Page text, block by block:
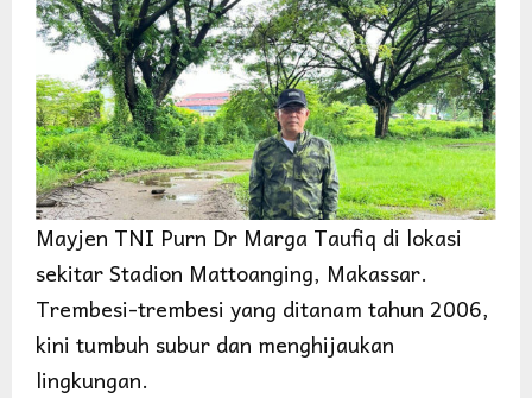
Mayjen TNI Purn Dr Marga Taufiq di lokasi
sekitar Stadion Mattoanging, Makassar.
Trembesi-trembesi yang ditanam tahun 2006,
kini tumbuh subur dan menghijaukan
lingkungan.